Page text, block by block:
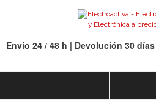
Envío 24 / 48 h | Devolución 30